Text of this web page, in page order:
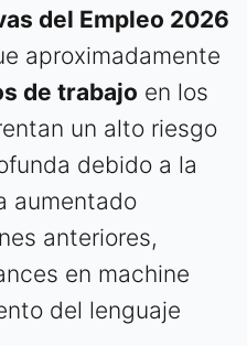
del Empleo 2026
aproximadamente
de trabajo en los
un alto riesgo
debido a la
aumentado
anteriores,
en machine
del lenguaje